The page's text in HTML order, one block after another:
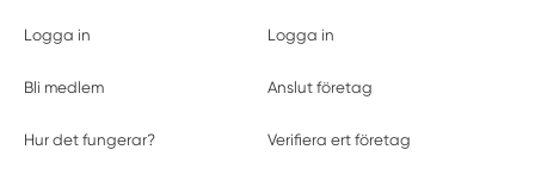
Logga in
Bli medlem
Hur det fungerar?
Logga in
Anslut företag
Verifiera ert företag